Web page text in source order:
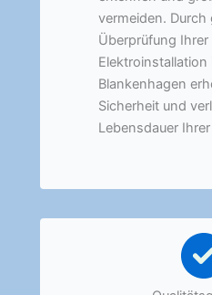
vermeiden. Durch
Überprüfung Ihrer
Elektroinstallation
Blankenhagen
Sicherheit und
Lebensdauer